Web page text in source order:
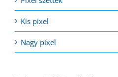
Kis pixel
Nagy pixel